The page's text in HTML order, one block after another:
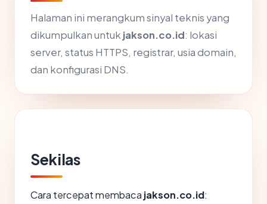
Halaman ini merangkum sinyal teknis yang
dikumpulkan untukjakson.co.id: lokasi
server, status HTTPS, registrar, usia domain,
dan konfigurasi DNS.
Sekilas
Cara tercepat membaca jakson.co.id: